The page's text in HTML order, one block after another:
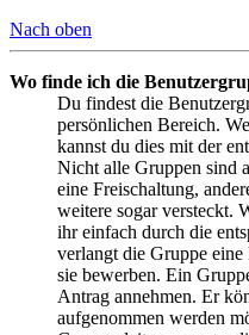
Nach oben
Wo finde ich die
Du findest die
persönlichen Bereich.
kannst du dies mit der
Nicht alle Gruppen sind
eine Freischaltung,
weitere sogar versteckt.
ihr einfach durch die
verlangt die Gruppe
sie bewerben. Ein
Antrag annehmen. Er
aufgenommen werden